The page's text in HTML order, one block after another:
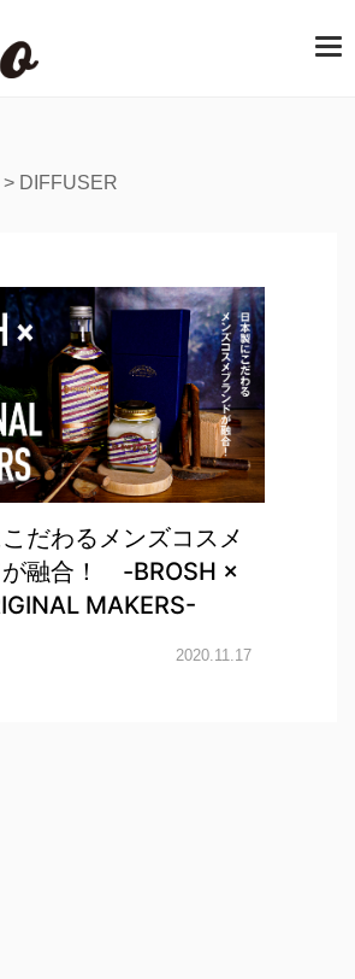
T
> DIFFUSER
だわるメンズコスメ
が融合！ -BROSH ×
MAKERS-
2020.11.17